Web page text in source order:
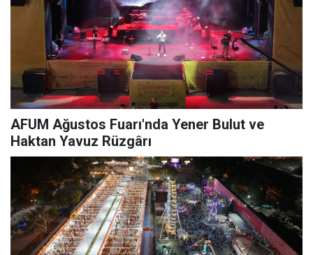
AFUM Ağustos Fuarı'nda Yener Bulut ve
Haktan Yavuz Rüzgârı